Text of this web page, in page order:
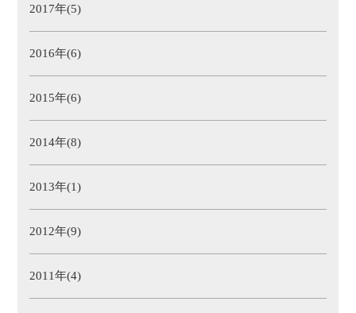
2017年(5)
2016年(6)
2015年(6)
2014年(8)
2013年(1)
2012年(9)
2011年(4)